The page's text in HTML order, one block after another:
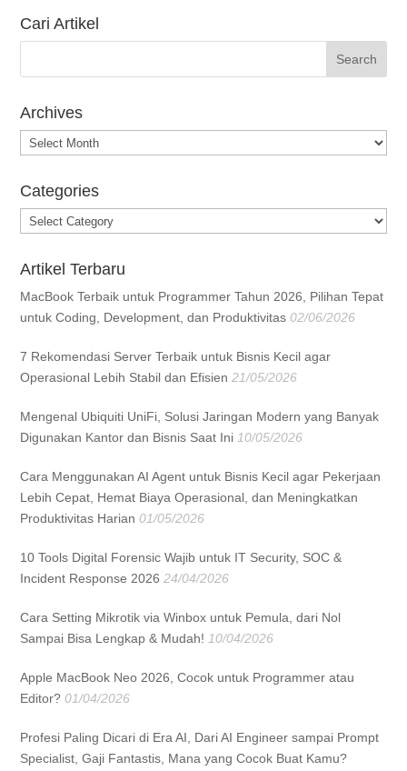
Cari Artikel
Archives
Archives
Categories
Categories
Artikel Terbaru
MacBook Terbaik untuk Programmer Tahun 2026, Pilihan Tepat
untuk Coding, Development, dan Produktivitas 02/06/2026
7 Rekomendasi Server Terbaik untuk Bisnis Kecil agar
Operasional Lebih Stabil dan Efisien 21/05/2026
Mengenal Ubiquiti UniFi, Solusi Jaringan Modern yang Banyak
Digunakan Kantor dan Bisnis Saat Ini 10/05/2026
Cara Menggunakan AI Agent untuk Bisnis Kecil agar Pekerjaan
Lebih Cepat, Hemat Biaya Operasional, dan Meningkatkan
Produktivitas Harian 01/05/2026
10 Tools Digital Forensic Wajib untuk IT Security, SOC &
Incident Response 2026 24/04/2026
Cara Setting Mikrotik via Winbox untuk Pemula, dari Nol
Sampai Bisa Lengkap & Mudah! 10/04/2026
Apple MacBook Neo 2026, Cocok untuk Programmer atau
Editor? 01/04/2026
Profesi Paling Dicari di Era AI, Dari AI Engineer sampai Prompt
Specialist, Gaji Fantastis, Mana yang Cocok Buat Kamu?